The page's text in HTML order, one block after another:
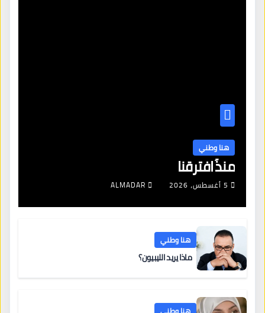
هنا وطني
منذُ افترقنا
5 أغسطس، 2026 ALMADAR
هنا وطني
ماذا يريد الليبيون؟